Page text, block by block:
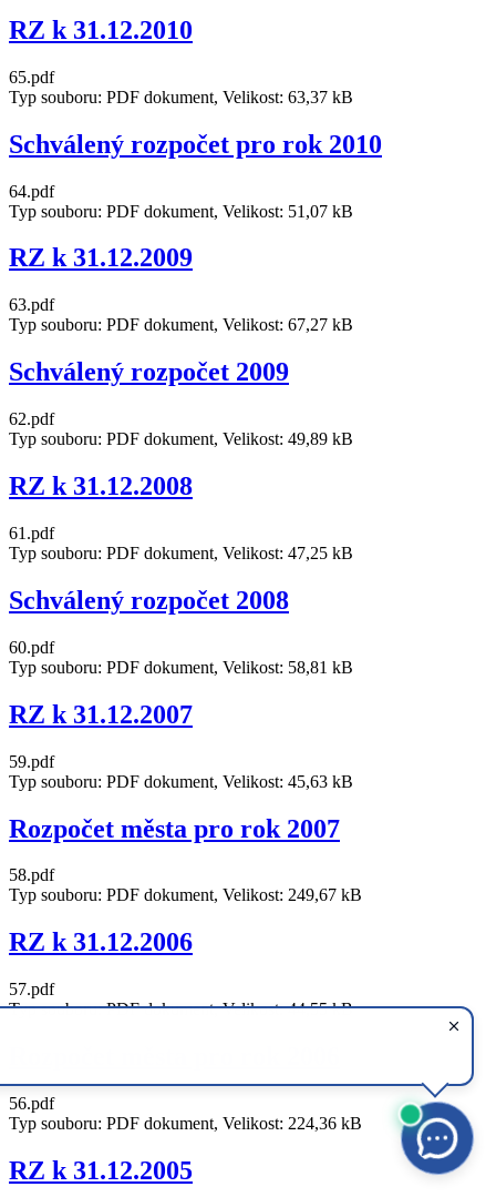
RZ k 31.12.2010
65.pdf
Typ souboru: PDF dokument, Velikost: 63,37 kB
Schválený rozpočet pro rok 2010
64.pdf
Typ souboru: PDF dokument, Velikost: 51,07 kB
RZ k 31.12.2009
63.pdf
Typ souboru: PDF dokument, Velikost: 67,27 kB
Schválený rozpočet 2009
62.pdf
Typ souboru: PDF dokument, Velikost: 49,89 kB
RZ k 31.12.2008
61.pdf
Typ souboru: PDF dokument, Velikost: 47,25 kB
Schválený rozpočet 2008
60.pdf
Typ souboru: PDF dokument, Velikost: 58,81 kB
RZ k 31.12.2007
59.pdf
Typ souboru: PDF dokument, Velikost: 45,63 kB
Rozpočet města pro rok 2007
58.pdf
Typ souboru: PDF dokument, Velikost: 249,67 kB
RZ k 31.12.2006
57.pdf
Typ souboru: PDF dokument, Velikost: 44,55 kB
56.pdf
Typ souboru: PDF dokument, Velikost: 224,36 kB
RZ k 31.12.2005